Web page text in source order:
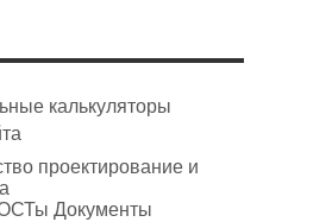
калькуляторы
проектирование и
Документы